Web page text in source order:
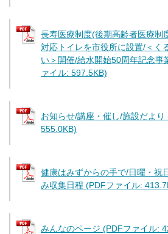
長寿医療制度(後期高齢者医療制
対応トイレを市役所に設置/＜く
い＞開催/給水開始50周年記念事
ァイル: 597.5KB)
お知らせ/講座・催し/施設だより
555.0KB)
健康はみずからの手で/日曜・祝
み収集日程 (PDFファイル:
みんなのページ (PDFファイル: